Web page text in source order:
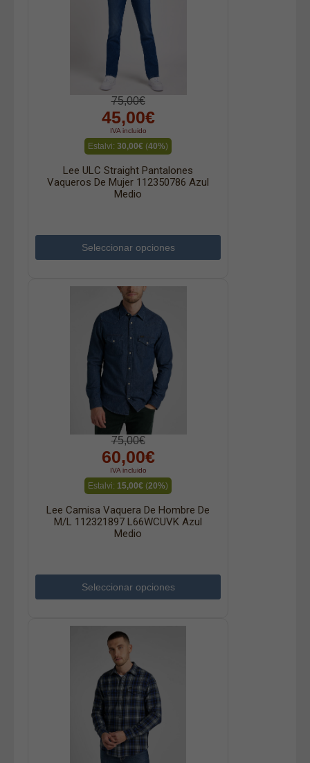
75,00€
45,00€
IVA incluido
Estalvi: 30,00€ (40%)
Lee ULC Straight Pantalones
Vaqueros De Mujer 112350786 Azul
Medio
Seleccionar opciones
75,00€
60,00€
IVA incluido
Estalvi: 15,00€ (20%)
Lee Camisa Vaquera De Hombre De
M/l 112321897 L66WCUVK Azul
Medio
Seleccionar opciones